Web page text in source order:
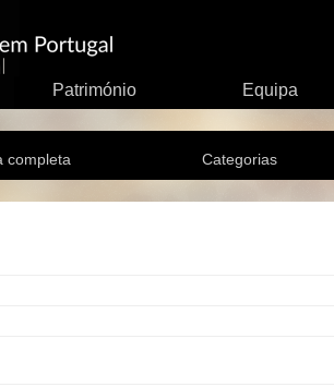
Património Equipa
completa Categorias